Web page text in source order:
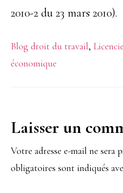
2010-2 du 23 mars 2010).
Blog droit du travail,
économique
Interactions
du
lecteur
Laisser un
Votre adresse e-mail ne sera
obligatoires sont indiqués